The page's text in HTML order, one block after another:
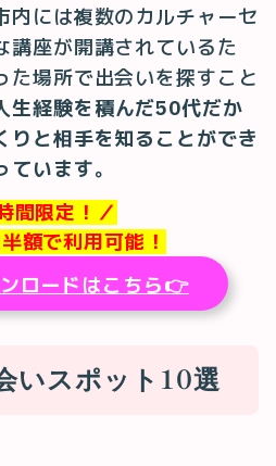
内には複数のカルチャーセ
講座が開講されているた
た場所で出会いを探すこと
生経験を積んだ50代だか
りと相手を知ることができ
ています。
間限定！／
額で利用可能！
ロードはこちら👉
いスポット10選